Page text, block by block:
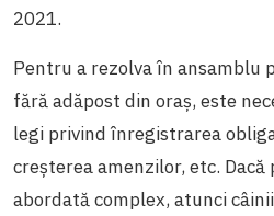
2021.
Pentru a rezolva în ansamblu
fără adăpost din oraș, este
legi privind înregistrarea
creșterea amenzilor, etc.
abordată complex, atunci